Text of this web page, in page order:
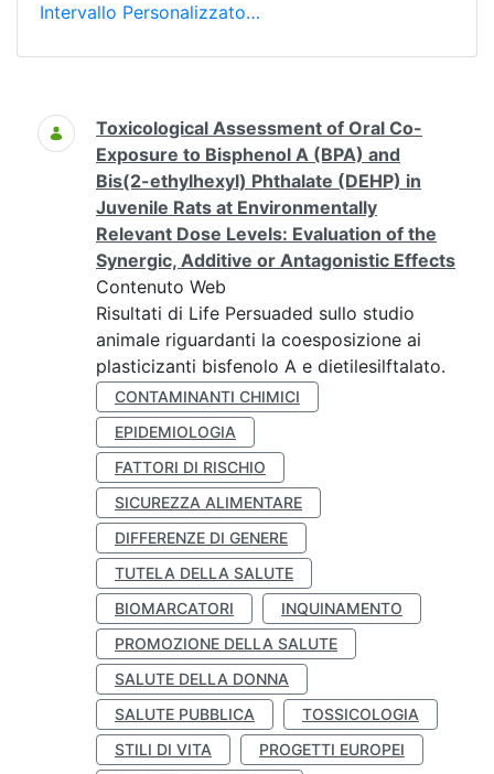
Intervallo Personalizzato…
Ricerca
Toxicological Assessment of Oral Co-
Exposure to Bisphenol A (BPA) and
Bis(2-ethylhexyl) Phthalate (DEHP) in
Juvenile Rats at Environmentally
Relevant Dose Levels: Evaluation of the
Synergic, Additive or Antagonistic Effects
Contenuto Web
Risultati di Life Persuaded sullo studio
animale riguardanti la coesposizione ai
plasticizanti bisfenolo A e dietilesilftalato.
CONTAMINANTI CHIMICI
EPIDEMIOLOGIA
FATTORI DI RISCHIO
SICUREZZA ALIMENTARE
DIFFERENZE DI GENERE
TUTELA DELLA SALUTE
BIOMARCATORI
INQUINAMENTO
PROMOZIONE DELLA SALUTE
SALUTE DELLA DONNA
SALUTE PUBBLICA
TOSSICOLOGIA
STILI DI VITA
PROGETTI EUROPEI